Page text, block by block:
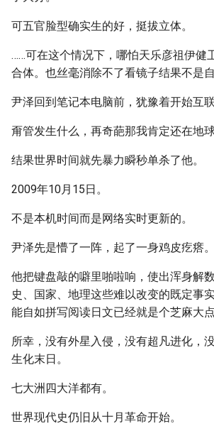
可五官脸型确实生的好，挺拔立体。
……可在这个情况下，哪怕天乐彦祖伊健
合体。也丝毫消除不了看镜子结果不是
尹泽回到笔记本电脑前，犹豫着开始互联
甭管发生什么，再奇葩那我肯定还在地球
结果世界时间就先暴力瞬秒单杀了他。
2009年10月15日。
不是本机时间而是网络实时更新的。
尹泽先是懵了一阵，起了一身鸡皮疙瘩。
他把键盘敲的噼里啪啦响，使出浑身解
史、国家、地理这些难以改变的既定事
能自如拼写阅读日文已经就是个芝麻大点
所幸，没有外星入侵，没有超凡进化，
生化末日。
七大洲四大洋都有。
世界现代史仍旧从十月革命开始。